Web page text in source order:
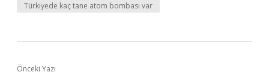
Türkiyede kaç tane atom bombası var
Önceki Yazı